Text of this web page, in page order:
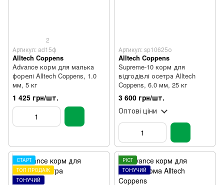
2
Артикул: ad15ф
Alltech Coppens
Advance корм для малька
форелі Alltech Coppens, 1.0
мм, 5 кг
1 425 грн/шт.
Артикул: sp10625о
Alltech Coppens
Supreme-10 корм для
відгодівлі осетра Alltech
Coppens, 6.0 мм, 25 кг
3 600 грн/шт.
Оптові ціни
СТАРТ
ТОП ПРОДАЖ
ТОНУЧИЙ
РІСТ
ТОНУЧИЙ